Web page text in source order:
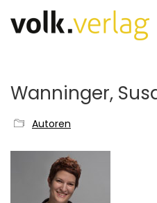
Wanninger,
Autoren